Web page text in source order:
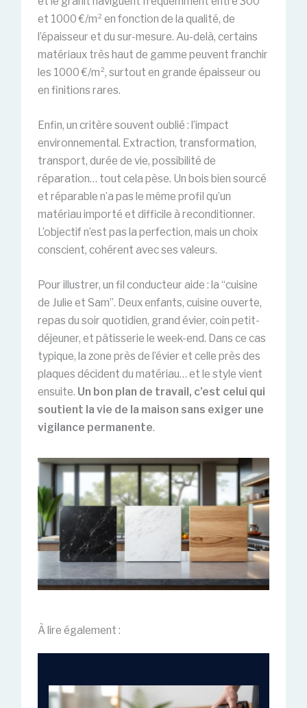
et 1000 €/m² en fonction de la qualité, de
l’épaisseur et du sur-mesure. Au-delà, certains
matériaux très haut de gamme peuvent franchir
les 1000 €/m², surtout en grande épaisseur ou
en finitions rares.
Enfin, un critère souvent oublié : l’impact
environnemental. Extraction, transformation,
transport, durée de vie, possibilité de
réparation… tout cela pèse. Un bois bien sourcé
et réparable n’a pas le même profil qu’un
matériau importé et difficile à reconditionner.
L’objectif n’est pas la perfection, mais un choix
conscient, cohérent avec ses valeurs.
Pour illustrer, un fil conducteur aide : la “cuisine
de Julie et Sam”. Deux enfants, cuisine ouverte,
repas du soir quotidien, grand évier, coin petit-
déjeuner, et pâtisserie le week-end. Dans ce cas
typique, la zone près de l’évier et celle près des
plaques décident du matériau… et le style vient
ensuite. Un bon plan de travail, c’est celui qui
soutient la vie de la maison sans exiger une
vigilance permanente.
À lire également :